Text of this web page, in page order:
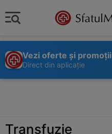
Vezi oferte și promoții
Direct din aplicație
Transfuzie